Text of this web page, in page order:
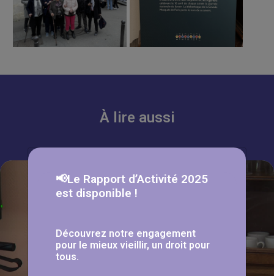
À lire aussi
📢Le Rapport d’Activité 2025
est disponible !
Découvrez notre engagement
pour le mieux vieillir, un droit pour
tous.